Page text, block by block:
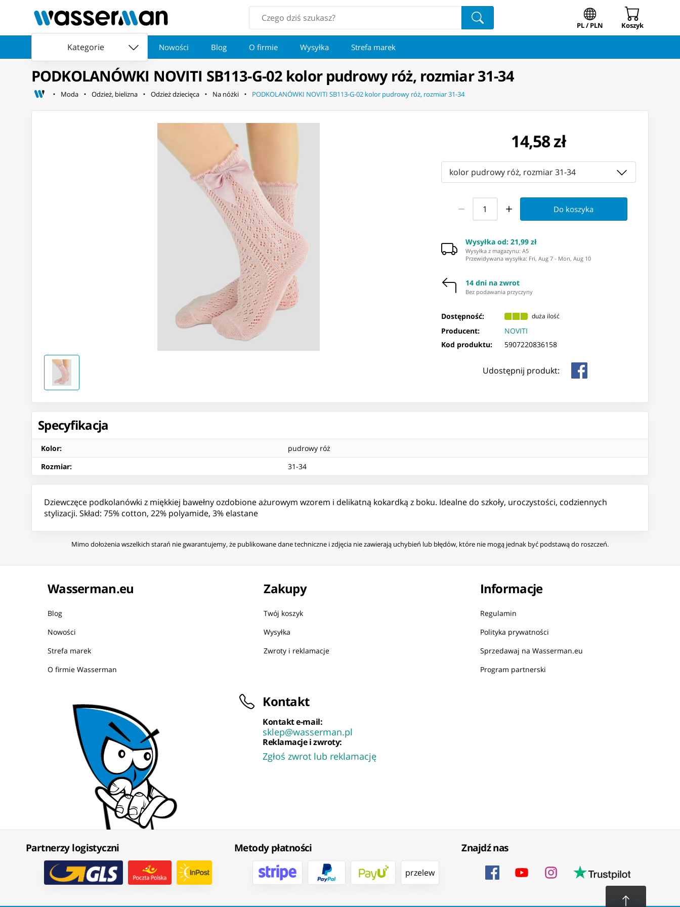
PL / PLN Koszyk
Kategorie Nowości Blog O firmie Wysyłka Strefa marek
PODKOLANÓWKI NOVITI SB113-G-02 kolor pudrowy róż, rozmiar 31-34
Moda Odzież, bielizna Odzież dziecięca Na nóżki PODKOLANÓWKI NOVITI SB113-G-02 kolor pudrowy róż, rozmiar 31-34
14,58 zł
kolor pudrowy róż, rozmiar 31-34
Do koszyka
Wysyłka od:21,99 zł
Wysyłka z magazynu: ⁨A5⁩
Przewidywana wysyłka: Fri, Aug 7 - Mon, Aug 10
14 dni na zwrot
Bez podawania przyczyny
Dostępność: duża ilość
Producent:
NOVITI
Kod produktu:
5907220836158
Udostępnij produkt:
Specyfikacja
Kolor:
pudrowy róż
Rozmiar: 31-34
Dziewczęce podkolanówki z miękkiej bawełny ozdobione ażurowym wzorem i delikatną kokardką z boku. Idealne do szkoły, uroczystości, codziennych
stylizacji. Skład: 75% cotton, 22% polyamide, 3% elastane
Mimo dołożenia wszelkich starań nie gwarantujemy, że publikowane dane techniczne i zdjęcia nie zawierają uchybień lub błędów, które nie mogą jednak być podstawą do roszczeń.
Wasserman.eu
Blog
Nowości
Strefa marek
O firmie Wasserman
Zakupy
Twój koszyk
Wysyłka
Zwroty i reklamacje
Informacje
Regulamin
Polityka prywatności
Sprzedawaj na Wasserman.eu
Program partnerski
Kontakt
Kontakt e-mail:
sklep@wasserman.pl
Reklamacje i zwroty:
Zgłoś zwrot lub reklamację
Partnerzy logistyczni Metody płatności
przelew
Znajdź nas